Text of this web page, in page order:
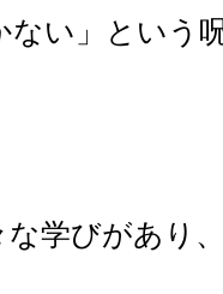
ない」という
な学びがあり